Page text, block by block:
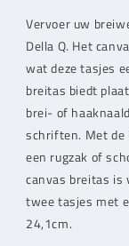
breitas
zalm
Vervoer uw
Della Q. Het
wat deze tasjes
breitas biedt
brei- of
schriften. Met de
een rugzak of
canvas breitas is
twee tasjes met
24,1cm.